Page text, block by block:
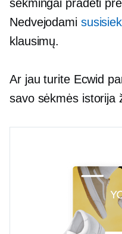
sėkmingai pradėti
Nedvejodami
klausimų.
Ar jau turite Ecwid
savo sėkmės istorija